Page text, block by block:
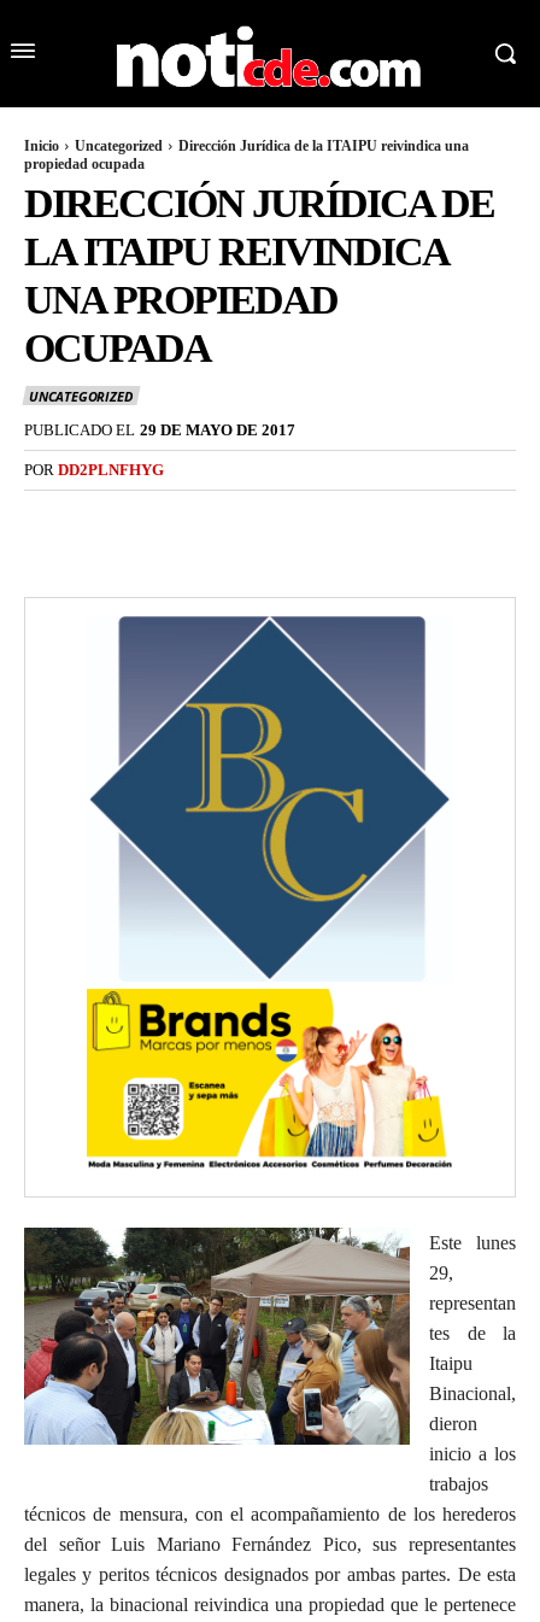
Inicio Uncategorized
Dirección Jurídica de la ITAIPU reivindica una
propiedad ocupada
DIRECCIÓN JURÍDICA DE
LA ITAIPU REIVINDICA
UNA PROPIEDAD
OCUPADA
UNCATEGORIZED
PUBLICADO EL 29 DE MAYO DE 2017
POR DD2PLNFHYG
Este lunes
29,
representan
tes de la
Itaipu
Binacional,
dieron
inicio a los
trabajos
técnicos de mensura, con el acompañamiento de los herederos
del señor Luis Mariano Fernández Pico, sus representantes
legales y peritos técnicos designados por ambas partes. De esta
manera, la binacional reivindica una propiedad que le pertenece